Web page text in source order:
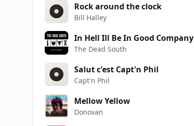
Rock around the clock
Bill Halley
In Hell Ill Be In Good Company
The Dead South
Salut c'est Capt'n Phil
Capt'n Phil
Mellow Yellow
Donovan